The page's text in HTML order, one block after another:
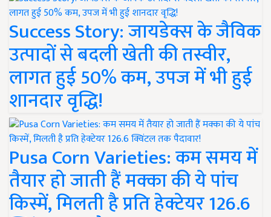
Success Story: जायडेक्स के जैविक
उत्पादों से बदली खेती की तस्वीर,
लागत हुई 50% कम, उपज में भी हुई
शानदार वृद्धि!
Pusa Corn Varieties: कम समय में
तैयार हो जाती हैं मक्का की ये पांच
किस्में, मिलती है प्रति हेक्टेयर 126.6